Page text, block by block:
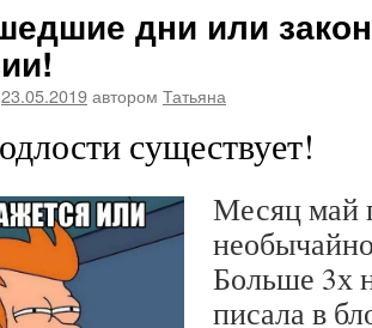
дни или
23.05.2019автором Татьяна
существует!
Месяц май
Больше 3х
писала в